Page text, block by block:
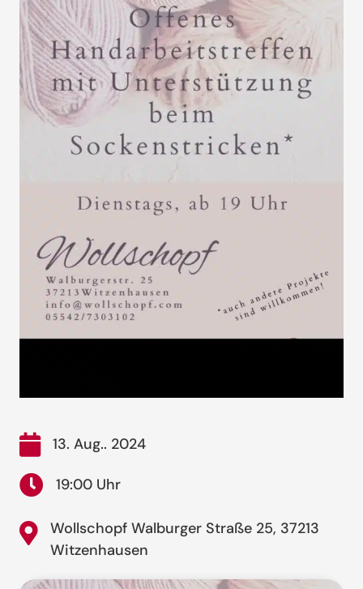
13. Aug.. 2024
19:00 Uhr
Wollschopf Walburger Straße 25, 37213
Witzenhausen